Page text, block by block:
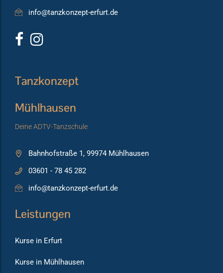
info@tanzkonzept-erfurt.de
Tanzkonzept
Mühlhausen
Deine ADTV-Tanzschule
Bahnhofstraße 1, 99974 Mühlhausen
03601 - 78 45 282
info@tanzkonzept-erfurt.de
Leistungen
Kurse in Erfurt
Kurse in Mühlhausen